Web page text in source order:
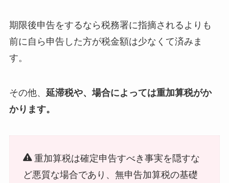
期限後申告をするなら税務署に指摘されるよりも
前に自ら申告した方が税金額は少なくて済みま
す。
その他、 延滞税や、場合によっては重加算税がか
かります。
重加算税は確定申告すべき事実を隠すな
ど悪質な場合であり、無申告加算税の基礎